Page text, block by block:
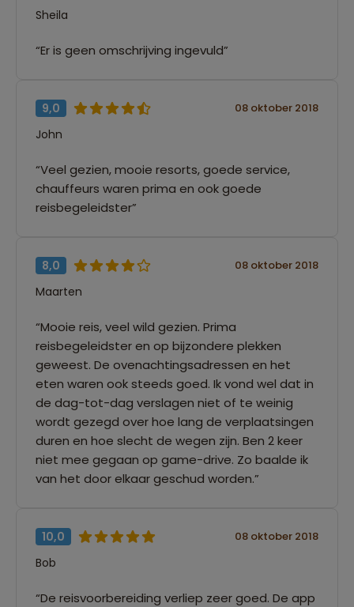
Sheila
“Er is geen omschrijving ingevuld”
9,0 08 oktober 2018
John
“Veel gezien, mooie resorts, goede service,
chauffeurs waren prima en ook goede
reisbegeleidster”
8,0 08 oktober 2018
Maarten
“Mooie reis, veel wild gezien. Prima
reisbegeleidster en op bijzondere plekken
geweest. De ovenachtingsadressen en het
eten waren ook steeds goed. Ik vond wel dat in
de dag-tot-dag verslagen niet of te weinig
wordt gezegd over hoe lang de verplaatsingen
duren en hoe slecht de wegen zijn. Ben 2 keer
niet mee gegaan op game-drive. Zo baalde ik
van het door elkaar geschud worden.”
10,0 08 oktober 2018
Bob
“De reisvoorbereiding verliep zeer goed. De app